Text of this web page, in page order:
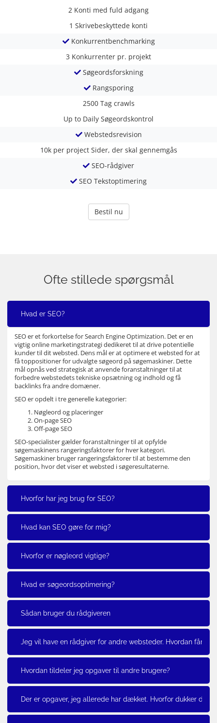
2 Konti med fuld adgang
1 Skrivebeskyttede konti
Konkurrentbenchmarking
3 Konkurrenter pr. projekt
Søgeordsforskning
Rangsporing
2500 Tag crawls
Up to Daily Søgeordskontrol
Webstedsrevision
10k per project Sider, der skal gennemgås
SEO-rådgiver
SEO Tekstoptimering
Bestil nu
Ofte stillede spørgsmål
Hvad er SEO?
SEO er et forkortelse for Search Engine Optimization. Det er en
vigtig online marketingstrategi dedikeret til at drive potentielle
kunder til dit websted. Dens mål er at optimere et websted for at
få toppositioner for udvalgte søgeord på søgemaskiner. Dette
mål opnås ved strategisk at anvende foranstaltninger til at
forbedre webstedets tekniske opsætning og indhold og få
backlinks fra andre domæner.
SEO er opdelt i tre generelle kategorier:
Nøgleord og placeringer
On-page SEO
Off-page SEO
SEO-specialister gælder foranstaltninger til at opfylde
søgemaskinens rangeringsfaktorer for hver kategori.
Søgemaskiner bruger rangeringsfaktorer til at bestemme den
position, hvor det viser et websted i søgeresultaterne.
Hvorfor har jeg brug for SEO?
Hvad kan SEO gøre for mig?
Hvorfor er nøgleord vigtige?
Hvad er søgeordsoptimering?
Sådan bruger du rådgiveren
Jeg vil have en rådgiver for andre websteder. Hvordan får jeg
Hvordan tildeler jeg opgaver til andre brugere?
Der er opgaver, jeg allerede har dækket. Hvorfor dukker de